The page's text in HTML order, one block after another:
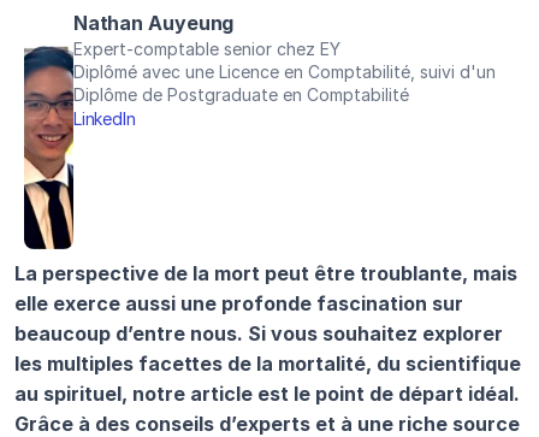
Nathan Auyeung
Expert-comptable senior chez EY
Diplômé avec une Licence en Comptabilité, suivi d'un
Diplôme de Postgraduate en Comptabilité
LinkedIn
La perspective de la mort peut être troublante, mais
elle exerce aussi une profonde fascination sur
beaucoup d’entre nous. Si vous souhaitez explorer
les multiples facettes de la mortalité, du scientifique
au spirituel, notre article est le point de départ idéal.
Grâce à des conseils d’experts et à une riche source